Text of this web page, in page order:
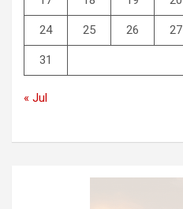
24 25 26 27
31
« Jul